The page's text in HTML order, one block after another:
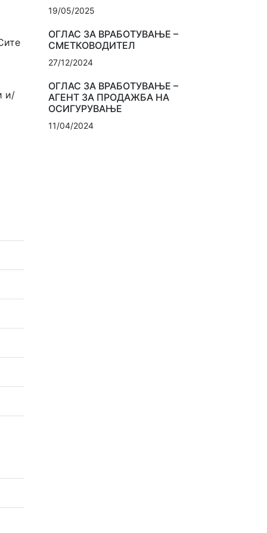
и/
19/05/2025
ОГЛАС ЗА ВРАБОТУВАЊЕ –
СМЕТКОВОДИТЕЛ
27/12/2024
ОГЛАС ЗА ВРАБОТУВАЊЕ –
АГЕНТ ЗА ПРОДАЖБА НА
ОСИГУРУВАЊЕ
11/04/2024